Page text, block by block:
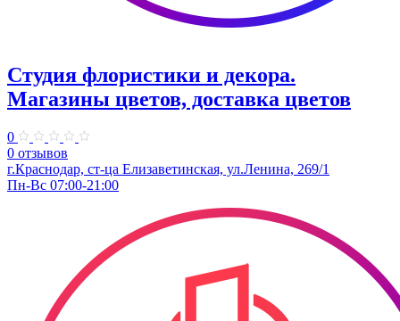
Студия флористики и декора.
Магазины цветов, доставка цветов
0
0 отзывов
г.Краснодар, ст-ца Елизаветинская, ул.Ленина, 269/1
Пн-Вс 07:00-21:00